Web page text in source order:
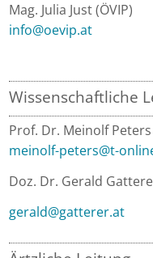
Mag. Julia Just (ÖVIP)
info@oevip.at
Wissenschaftliche
Prof. Dr. Meinolf Peters
meinolf-peters@t-
Doz. Dr. Gerald
gerald@gatterer.at